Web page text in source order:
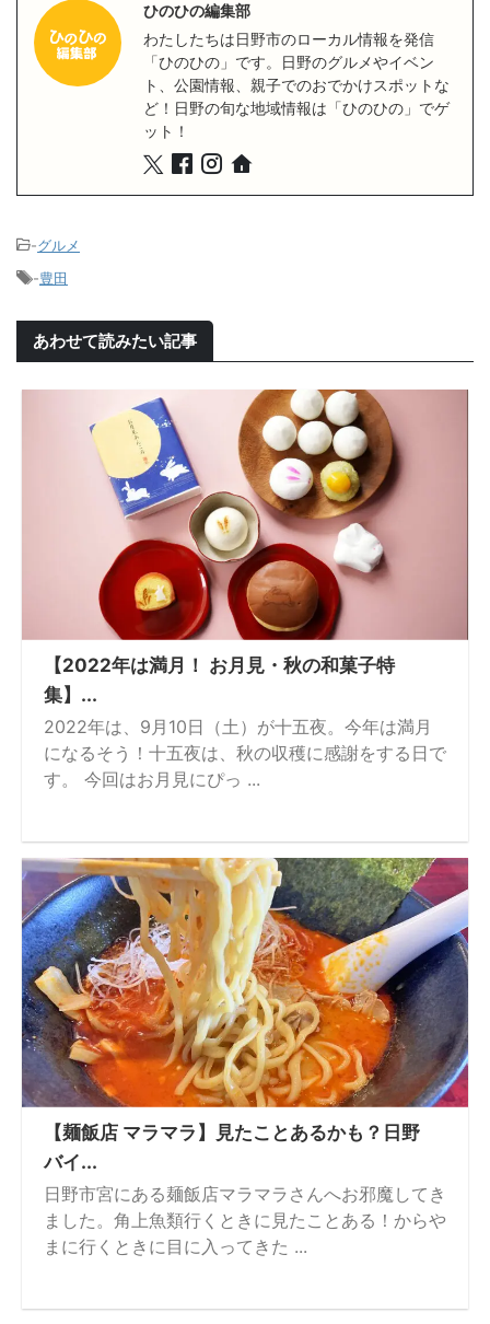
ひのひの編集部
わたしたちは日野市のローカル情報を発信
「ひのひの」です。日野のグルメやイベン
ト、公園情報、親子でのおでかけスポットな
ど！日野の旬な地域情報は「ひのひの」でゲ
ット！
-グルメ
-豊田
あわせて読みたい記事
【2022年は満月！ お月見・秋の和菓子特
集】...
2022年は、9月10日（土）が十五夜。今年は満月
になるそう！十五夜は、秋の収穫に感謝をする日で
す。 今回はお月見にぴっ ...
【麺飯店 マラマラ】見たことあるかも？日野
バイ...
日野市宮にある麺飯店マラマラさんへお邪魔してき
ました。角上魚類行くときに見たことある！からや
まに行くときに目に入ってきた ...